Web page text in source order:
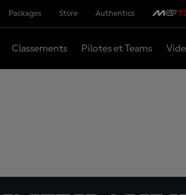
Packages Store Authentics
Classements Pilotes et Teams